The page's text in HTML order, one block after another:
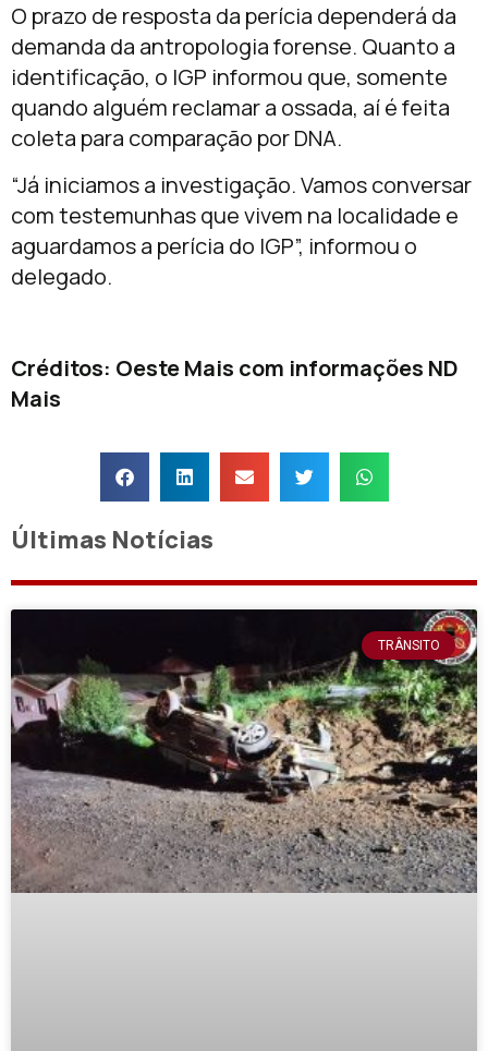
O prazo de resposta da perícia dependerá da
demanda da antropologia forense. Quanto a
identificação, o IGP informou que, somente
quando alguém reclamar a ossada, aí é feita
coleta para comparação por DNA.
“Já iniciamos a investigação. Vamos conversar
com testemunhas que vivem na localidade e
aguardamos a perícia do IGP”, informou o
delegado.
Créditos: Oeste Mais com informações ND
Mais
Últimas Notícias
TRÂNSITO